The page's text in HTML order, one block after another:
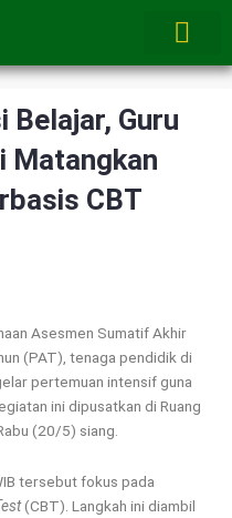
Belajar, Guru
Matangkan
CBT
Asesmen Sumatif Akhir
(PAT), tenaga pendidik di
pertemuan intensif guna
ini dipusatkan di Ruang
(20/5) siang.
tersebut fokus pada
(CBT). Langkah ini diambil